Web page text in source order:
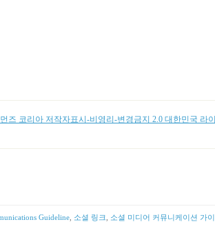
즈 코리아 저작자표시-비영리-변경금지 2.0 대한민국 라
Guideline, 소셜 링크
소셜 미디어 커뮤니케이션 가